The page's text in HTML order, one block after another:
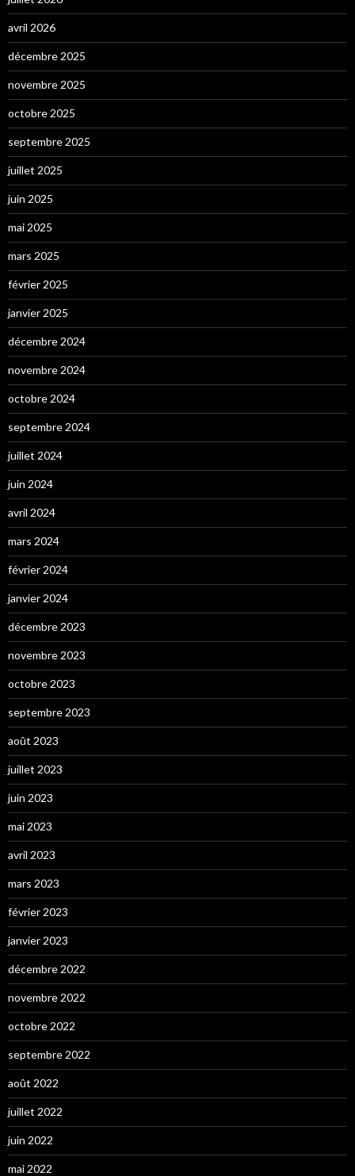
avril 2026
décembre 2025
novembre 2025
octobre 2025
septembre 2025
juillet 2025
juin 2025
mai 2025
mars 2025
février 2025
janvier 2025
décembre 2024
novembre 2024
octobre 2024
septembre 2024
juillet 2024
juin 2024
avril 2024
mars 2024
février 2024
janvier 2024
décembre 2023
novembre 2023
octobre 2023
septembre 2023
août 2023
juillet 2023
juin 2023
mai 2023
avril 2023
mars 2023
février 2023
janvier 2023
décembre 2022
novembre 2022
octobre 2022
septembre 2022
août 2022
juillet 2022
juin 2022
mai 2022